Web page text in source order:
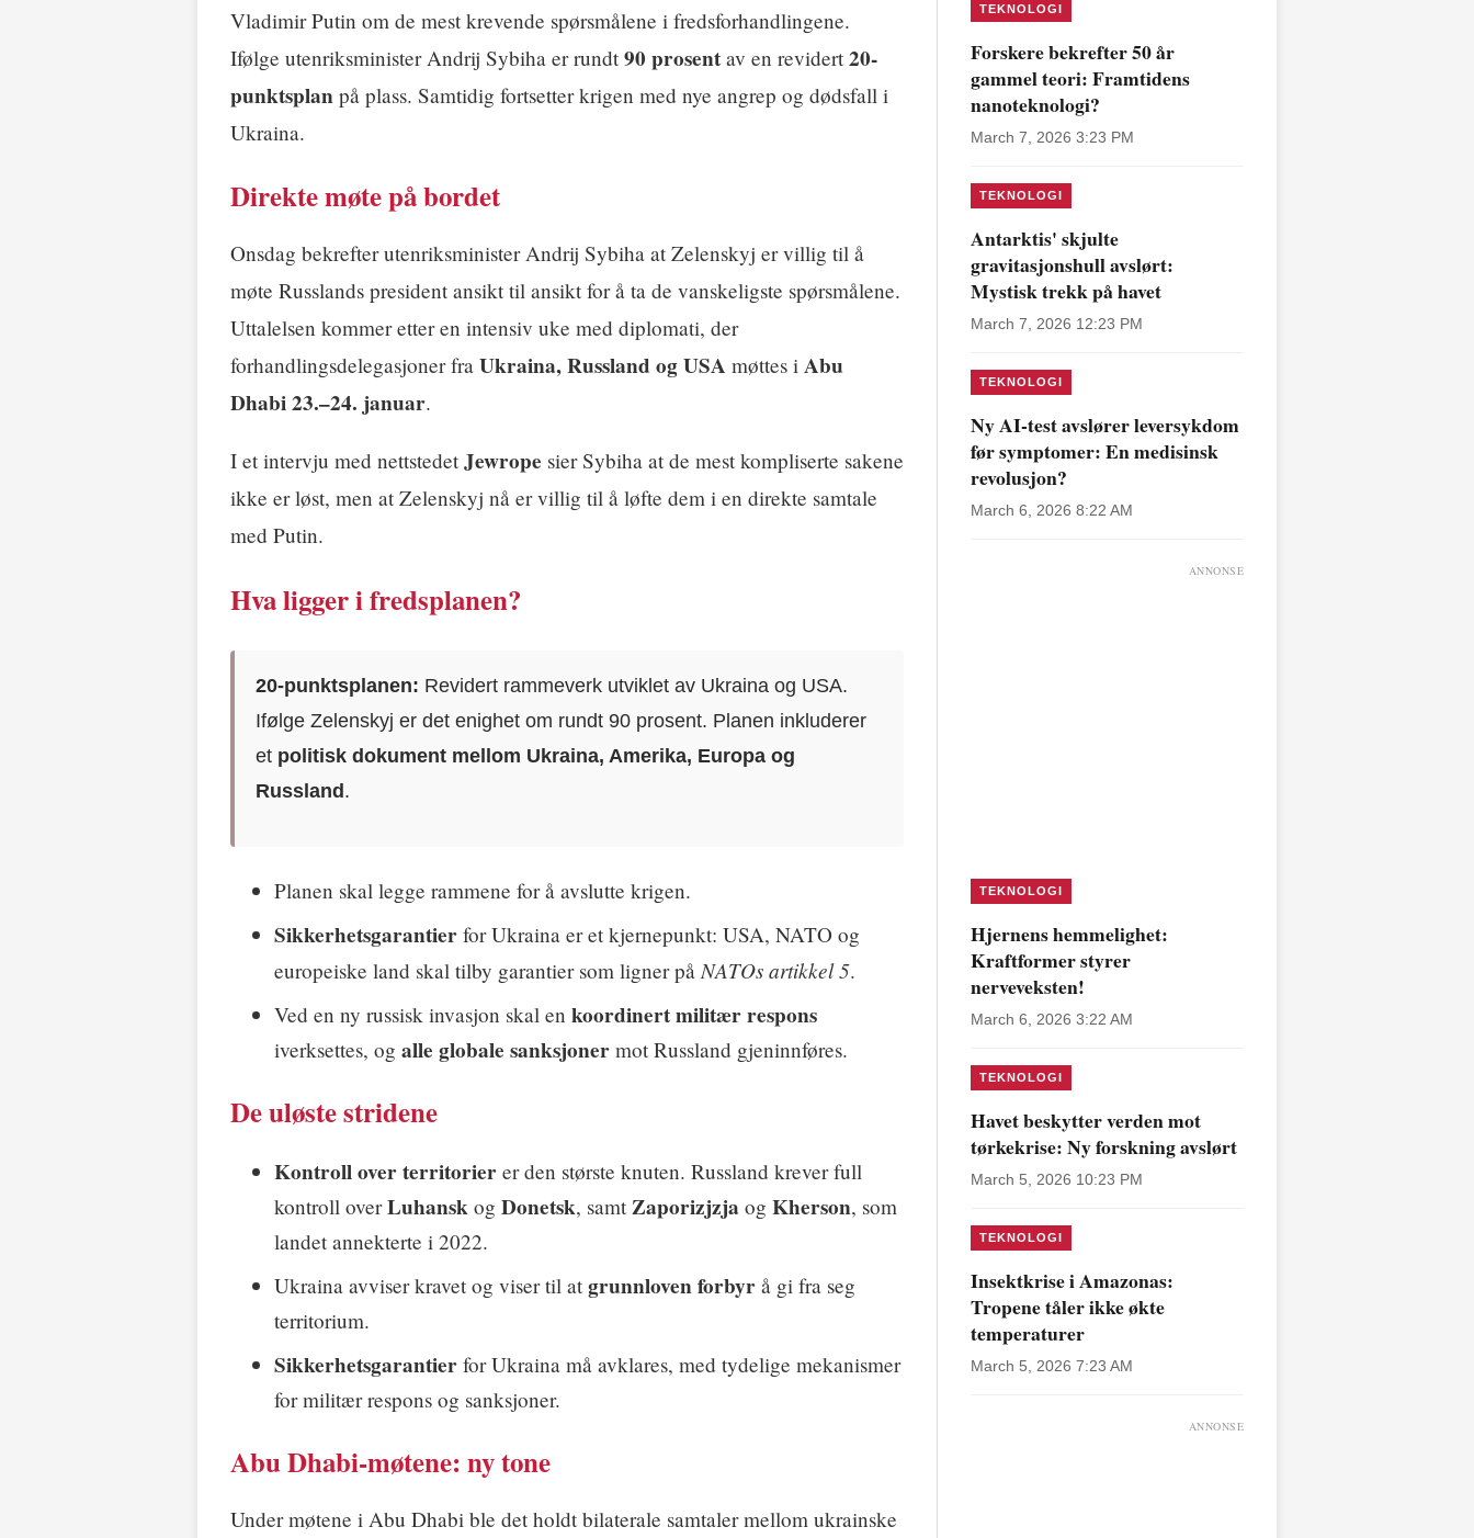
Vladimir Putin om de mest krevende spørsmålene i fredsforhandlingene.
Ifølge utenriksminister Andrij Sybiha er rundt 90 prosent av en revidert 20-
punktsplan på plass. Samtidig fortsetter krigen med nye angrep og dødsfall i
Ukraina.
Direkte møte på bordet
Onsdag bekrefter utenriksminister Andrij Sybiha at Zelenskyj er villig til å
møte Russlands president ansikt til ansikt for å ta de vanskeligste spørsmålene.
Uttalelsen kommer etter en intensiv uke med diplomati, der
forhandlingsdelegasjoner fra Ukraina, Russland og USA møttes i Abu
Dhabi 23.–24. januar.
I et intervju med nettstedet Jewrope sier Sybiha at de mest kompliserte sakene
ikke er løst, men at Zelenskyj nå er villig til å løfte dem i en direkte samtale
med Putin.
Hva ligger i fredsplanen?
20-punktsplanen: Revidert rammeverk utviklet av Ukraina og USA.
Ifølge Zelenskyj er det enighet om rundt 90 prosent. Planen inkluderer
et politisk dokument mellom Ukraina, Amerika, Europa og
Russland.
Planen skal legge rammene for å avslutte krigen.
Sikkerhetsgarantier for Ukraina er et kjernepunkt: USA, NATO og
europeiske land skal tilby garantier som ligner på NATOs artikkel 5.
Ved en ny russisk invasjon skal en koordinert militær respons
iverksettes, og alle globale sanksjoner mot Russland gjeninnføres.
De uløste stridene
Kontroll over territorier er den største knuten. Russland krever full
kontroll overLuhansk og Donetsk, samt Zaporizjzja og Kherson, som
landet annekterte i 2022.
Ukraina avviser kravet og viser til at grunnloven forbyr å gi fra seg
territorium.
Sikkerhetsgarantier for Ukraina må avklares, med tydelige mekanismer
for militær respons og sanksjoner.
Abu Dhabi-møtene: ny tone
Under møtene i Abu Dhabi ble det holdt bilaterale samtaler mellom ukrainske
TEKNOLOGI
Forskere bekrefter 50 år
gammel teori: Framtidens
nanoteknologi?
March 7, 2026 3:23 PM
TEKNOLOGI
Antarktis' skjulte
gravitasjonshull avslørt:
Mystisk trekk på havet
March 7, 2026 12:23 PM
TEKNOLOGI
Ny AI-test avslører leversykdom
før symptomer: En medisinsk
revolusjon?
March 6, 2026 8:22 AM
ANNONSE
TEKNOLOGI
Hjernens hemmelighet:
Kraftformer styrer
nerveveksten!
March 6, 2026 3:22 AM
TEKNOLOGI
Havet beskytter verden mot
tørkekrise: Ny forskning avslørt
March 5, 2026 10:23 PM
TEKNOLOGI
Insektkrise i Amazonas:
Tropene tåler ikke økte
temperaturer
March 5, 2026 7:23 AM
ANNONSE